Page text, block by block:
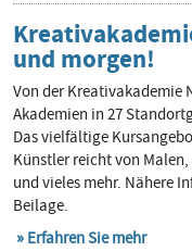
und morgen!
Von der Kreativakademie
Akademien in 27
Das vielfältige
Künstler reicht von
und vieles mehr. Nähere
Beilage.
Erfahren Sie mehr